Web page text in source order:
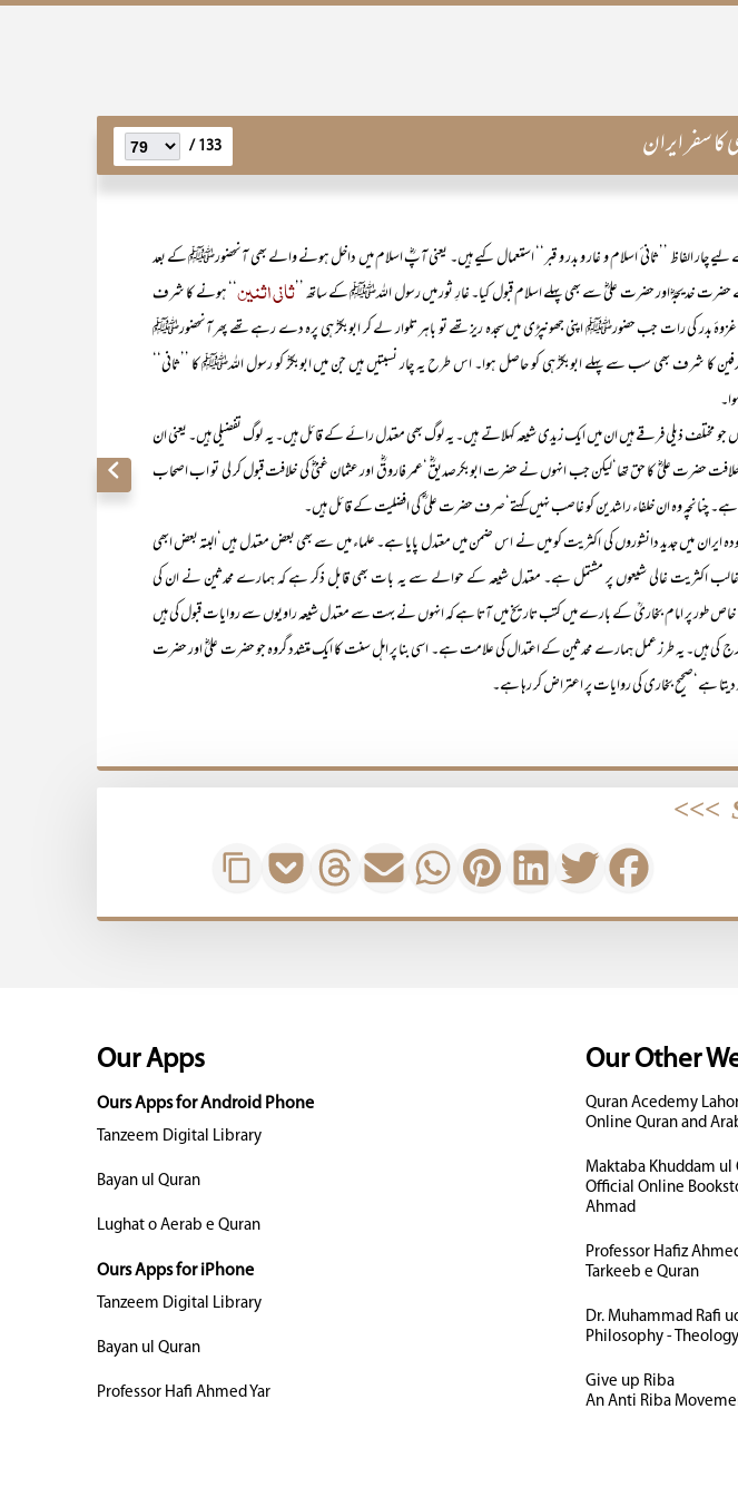
کا سفر ایران 133 /
چار الفاظ ’’ثانی ٔ اسلام و غار و بدر و قبر‘‘ استعمال کیے ہیں۔ یعنی آپؓ اسلام میں داخل ہونے والے بھی آنحضورﷺ کے بعد
خدیجہؓ اور حضرت علیؓ سے بھی پہلے اسلام قبول کیا۔ غارِ ثور میں رسول اللہﷺ کے ساتھ ’’ ثانی اثنین‘‘ ہونے کا شرف
بدر کی رات جب حضورﷺ اپنی جھونپڑی میں سجدہ ریز تھے تو باہر تلوار لے کر ابوبکرؓ ہی پرہ دے رہے تھے پھر آنحضورﷺ
کا شرف بھی سب سے پہلے ابوبکرؓ ہی کو حاصل ہوا۔ اس طرح یہ چار نسبتیں ہیں جن میں ابوبکرؓ کو رسول اللہﷺ کا ’’ثانی‘‘
ذیلی فرقے ہیں ان میں ایک زیدی شیعہ کہلاتے ہیں۔ یہ لوگ بھی معتدل رائے کے قائل ہیں۔ یہ لوگ تفضیلی ہیں۔ یعنی ان
حضرت علیؓ کا حق تھا‘لیکن جب انہوں نے حضرت ابوبکرصدیقؓ‘عمر فاروقؓ اور عثمان غنیؓ کی خلافت قبول کر لی تو اب اصحاب
ہے۔ چنانچہ وہ ان خلفاء راشدین کو غاصب نہیں کہتے‘صرف حضرت علی ؓ کی افضلیت کے قائل ہیں۔
میں جدید دانشوروں کی اکثریت کو میں نے اس ضمن میں معتدل پایا ہے۔ علماء میں سے بھی بعض معتدل ہیں‘البتہ بعض ابھی
اکثریت غالی شیعوں پر مشتمل ہے۔ معتدل شیعہ کے حوالے سے یہ بات بھی قابل ذکر ہے کہ ہمارے محدثین نے ان کی
طور پر امام بخاریؒ کے بارے میں کتب تاریخ میں آتا ہے کہ انہوں نے بہت سے معتدل شیعہ راویوں سے روایات قبول کی ہیں
کی ہیں۔ یہ طرز عمل ہمارے محدثین کے اعتدال کی علامت ہے۔ اسی بنا پر اہل سنت کا ایک متشدد گروہ جو حضرت علیؓ اور حضرت
دیتا ہے‘صحیح بخاری کی روایات پر اعتراض کر رہا ہے۔
>>>
Our Other
Quran Acedemy
Online Quran and
Maktaba Khuddam ul
Official Online
Ahmad
Professor Hafiz
Tarkeeb e Quran
Dr. Muhammad Rafi
Philosophy -
Give up Riba
An Anti Riba
Our Apps
Ours Apps for Android Phone
Tanzeem Digital Library
Bayan ul Quran
Lughat o Aerab e Quran
Ours Apps for iPhone
Tanzeem Digital Library
Bayan ul Quran
Professor Hafi Ahmed Yar